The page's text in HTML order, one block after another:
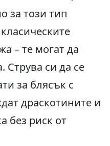
за този тип
– те могат да
Струва си да се
за блясък с
драскотините и
без риск от